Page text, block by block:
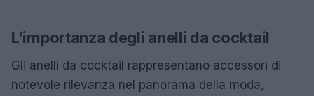
L’importanza degli anelli da cocktail
Gli anelli da cocktail rappresentano accessori di
notevole rilevanza nel panorama della moda,